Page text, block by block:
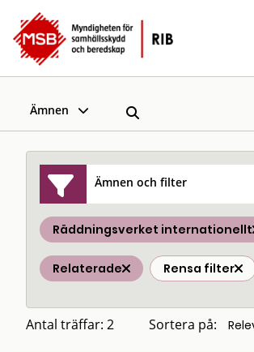
Ämnen
Ämnen och filter
Räddningsverket internationellt
Relaterade Rensa filter
Antal träffar: 2 Sortera på: